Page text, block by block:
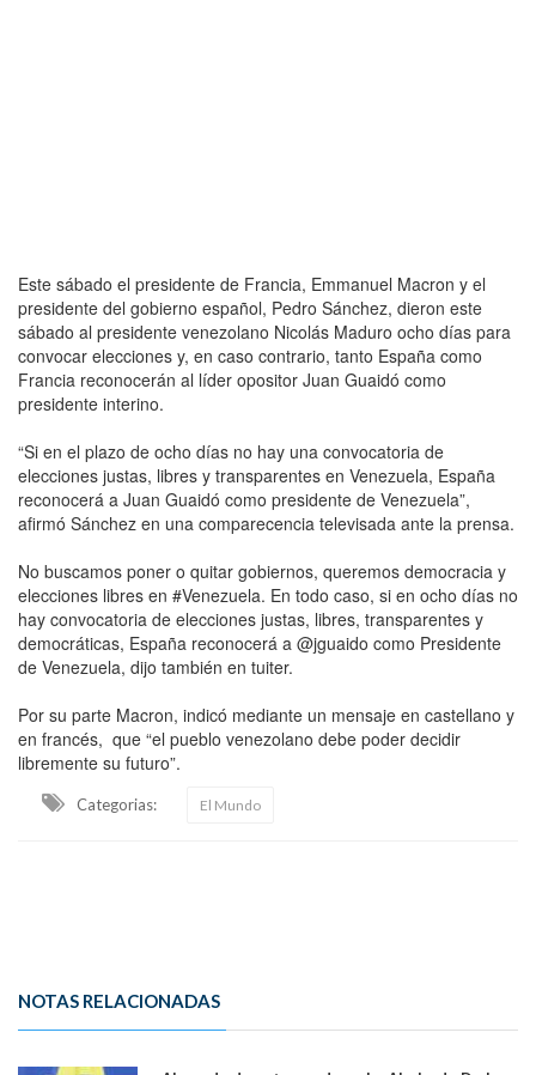
Este sábado el presidente de Francia, Emmanuel Macron y el
presidente del gobierno español, Pedro Sánchez, dieron este
sábado al presidente venezolano Nicolás Maduro ocho días para
convocar elecciones y, en caso contrario, tanto España como
Francia reconocerán al líder opositor Juan Guaidó como
presidente interino.
“Si en el plazo de ocho días no hay una convocatoria de
elecciones justas, libres y transparentes en Venezuela, España
reconocerá a Juan Guaidó como presidente de Venezuela”,
afirmó Sánchez en una comparecencia televisada ante la prensa.
No buscamos poner o quitar gobiernos, queremos democracia y
elecciones libres en #Venezuela. En todo caso, si en ocho días no
hay convocatoria de elecciones justas, libres, transparentes y
democráticas, España reconocerá a @jguaido como Presidente
de Venezuela, dijo también en tuiter.
Por su parte Macron, indicó mediante un mensaje en castellano y
en francés, que “el pueblo venezolano debe poder decidir
libremente su futuro”.
Categorias: El Mundo
NOTAS RELACIONADAS